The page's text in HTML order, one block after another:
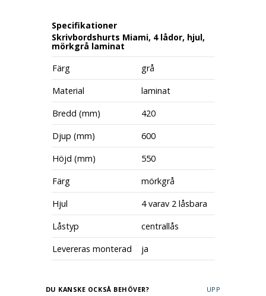
Specifikationer
Skrivbordshurts Miami, 4 lådor, hjul,
mörkgrå laminat
Färg
grå
Material
laminat
Bredd (mm)
420
Djup (mm)
600
Höjd (mm)
550
Färg
mörkgrå
Hjul
4 varav 2 låsbara
Låstyp
centrallås
Levereras monterad
ja
DU KANSKE OCKSÅ BEHÖVER? UPP